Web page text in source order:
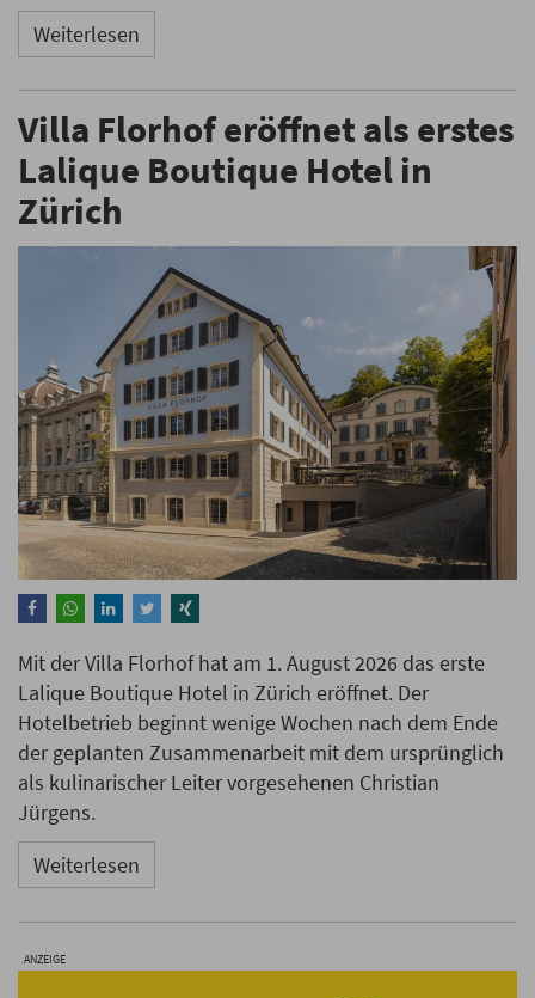
Weiterlesen
Villa Florhof eröffnet als erstes
Lalique Boutique Hotel in
Zürich
Mit der Villa Florhof hat am 1. August 2026 das erste
Lalique Boutique Hotel in Zürich eröffnet. Der
Hotelbetrieb beginnt wenige Wochen nach dem Ende
der geplanten Zusammenarbeit mit dem ursprünglich
als kulinarischer Leiter vorgesehenen Christian
Jürgens.
Weiterlesen
ANZEIGE